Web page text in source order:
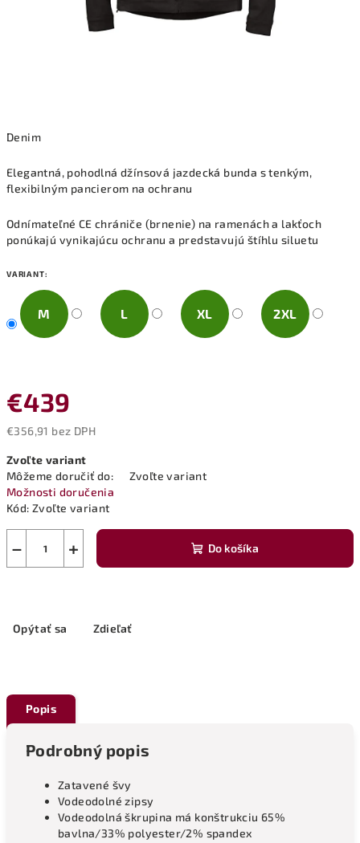
Denim
Elegantná, pohodlná džínsová jazdecká bunda s tenkým,
flexibilným pancierom na ochranu
Odnímateľné CE chrániče (brnenie) na ramenách a lakťoch
ponúkajú vynikajúcu ochranu a predstavujú štíhlu siluetu
VARIANT:
M L XL 2XL
€439
€356,91 bez DPH
cena:
Zvoľte variant
Môžeme doručiť do:
Zvoľte variant
Možnosti doručenia
Kód: Zvoľte variant
+
− Do košíka
Opýtať sa Zdieľať
Popis
Podrobný popis
Zatavené švy
Vodeodolné zipsy
Vodeodolná škrupina má konštrukciu 65%
bavlna/33% polyester/2% spandex